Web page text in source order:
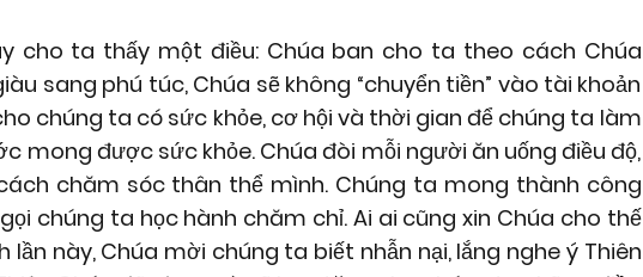
cho ta thấy một điều: Chúa ban cho ta theo cách Chúa
sang phú túc, Chúa sẽ không “chuyển tiền” vào tài khoản
chúng ta có sức khỏe, cơ hội và thời gian để chúng ta làm
mong được sức khỏe. Chúa đòi mỗi người ăn uống điều độ,
chăm sóc thân thể mình. Chúng ta mong thành công
chúng ta học hành chăm chỉ. Ai ai cũng xin Chúa cho thế
này, Chúa mời chúng ta biết nhẫn nại, lắng nghe ý Thiên